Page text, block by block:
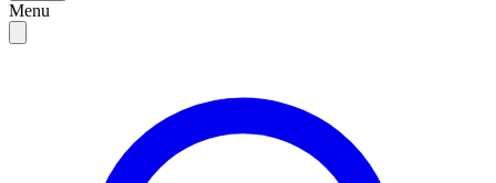
Menu